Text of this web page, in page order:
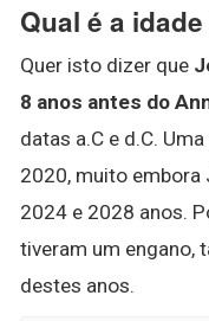
Qual é a
Quer isto dizer que
8 anos antes do
datas a.C e d.C.
2020, muito embora
2024 e 2028 anos.
tiveram um engano,
destes anos.